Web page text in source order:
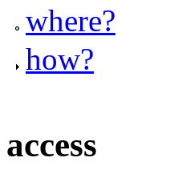
where?
how?
access